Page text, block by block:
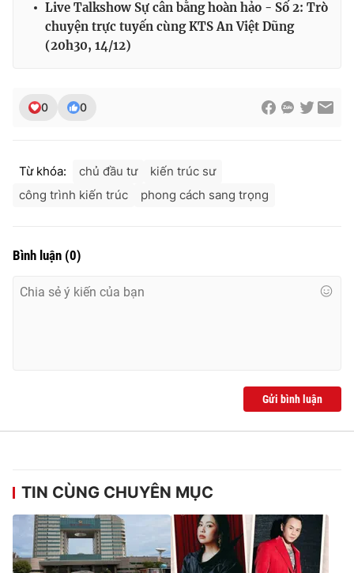
Ðiện thoại Thời báo VTV:024.66 897 897
Email:toasoan@vtv.vn
Liên hệ quảng cáo:024-7300.7108
thuận bằng văn bản. Ghi rõ nguồn VTV.vn khi phát hành lại
Live Talkshow Sự cân bằng hoàn hảo - Số 2: Trò
chuyện trực tuyến cùng KTS An Việt Dũng
(20h30, 14/12)
0 0
Từ khóa: chủ đầu tư
kiến trúc sư
công trình kiến trúc
phong cách sang trọng
Bình luận (0)
Gửi bình luận
TIN CÙNG CHUYÊN MỤC